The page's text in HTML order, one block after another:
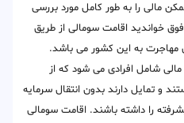
مالی را به طور کامل مورد بررسی
خواندید اقامت سومالی از طریق
مهاجرت به این کشور می باشد.
شامل افرادی می شود که از
و تمایل دارند بدون انتقال سرمایه
را داشته باشند. اقامت سومالی